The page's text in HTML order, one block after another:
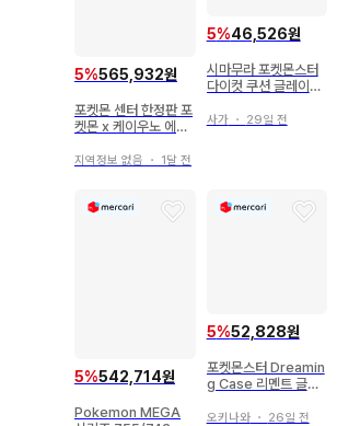
5%565,932원
포켓몬 센터 한정판 포
켓몬 x 케이우노 에피
지역정보 없음 ・ 1달 전
5%46,526원
시마무라 포켓몬스터
다이컷 쿠션 글레이시
사가・ 29일 전
5%542,714원
Pokemon MEGA
5%52,828원
포켓몬스터 Dreamin
g Case 리멘트 글레
오키나와・ 26일 전